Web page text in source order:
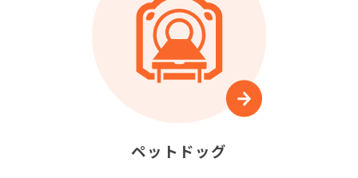
ペットドッグ